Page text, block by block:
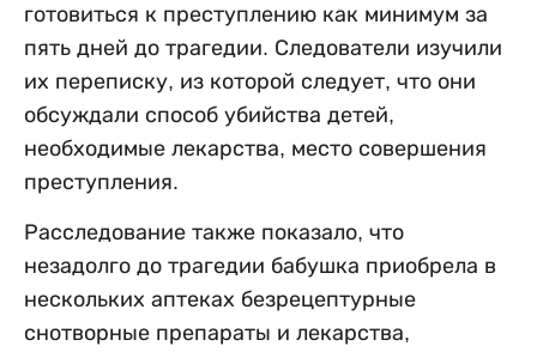
готовиться к преступлению как минимум за
пять дней до трагедии. Следователи изучили
их переписку, из которой следует, что они
обсуждали способ убийства детей,
необходимые лекарства, место совершения
преступления.
Расследование также показало, что
незадолго до трагедии бабушка приобрела в
нескольких аптеках безрецептурные
снотворные препараты и лекарства,